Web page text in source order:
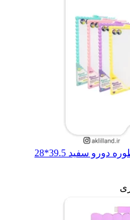
سفید 39.5*28